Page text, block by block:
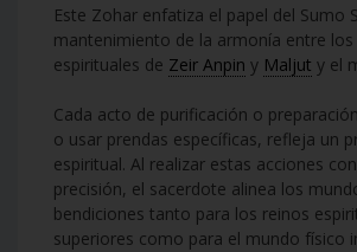
Este Zohar enfatiza el papel del Sumo
mantenimiento de la armonía entre los
espirituales de Zeir Anpin y Maljut y el
Cada acto de purificación o
o usar prendas específicas, refleja un
espiritual. Al realizar estas acciones
precisión, el sacerdote alinea los
bendiciones tanto para los reinos
superiores como para el mundo físico